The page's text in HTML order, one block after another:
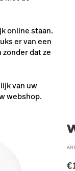
online staan.
er van een
dat ze
van uw
webshop.